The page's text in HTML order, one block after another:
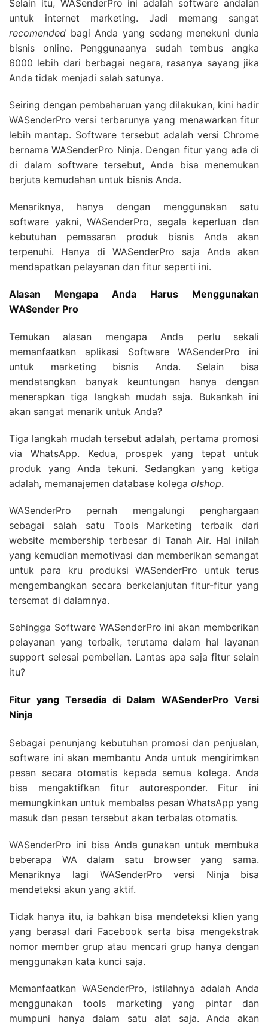
Selain itu, WASenderPro ini adalah software andalan
untuk internet marketing. Jadi memang sangat
recomended bagi Anda yang sedang menekuni dunia
bisnis online. Penggunaanya sudah tembus angka
6000 lebih dari berbagai negara, rasanya sayang jika
Anda tidak menjadi salah satunya.
Seiring dengan pembaharuan yang dilakukan, kini hadir
WASenderPro versi terbarunya yang menawarkan fitur
lebih mantap. Software tersebut adalah versi Chrome
bernama WASenderPro Ninja. Dengan fitur yang ada di
di dalam software tersebut, Anda bisa menemukan
berjuta kemudahan untuk bisnis Anda.
Menariknya, hanya dengan menggunakan satu
software yakni, WASenderPro, segala keperluan dan
kebutuhan pemasaran produk bisnis Anda akan
terpenuhi. Hanya di WASenderPro saja Anda akan
mendapatkan pelayanan dan fitur seperti ini.
Alasan Mengapa Anda Harus Menggunakan
WASender Pro
Temukan alasan mengapa Anda perlu sekali
memanfaatkan aplikasi Software WASenderPro ini
untuk marketing bisnis Anda. Selain bisa
mendatangkan banyak keuntungan hanya dengan
menerapkan tiga langkah mudah saja. Bukankah ini
akan sangat menarik untuk Anda?
Tiga langkah mudah tersebut adalah, pertama promosi
via WhatsApp. Kedua, prospek yang tepat untuk
produk yang Anda tekuni. Sedangkan yang ketiga
adalah, memanajemen database kolega olshop.
WASenderPro pernah mengalungi penghargaan
sebagai salah satu Tools Marketing terbaik dari
website membership terbesar di Tanah Air. Hal inilah
yang kemudian memotivasi dan memberikan semangat
untuk para kru produksi WASenderPro untuk terus
mengembangkan secara berkelanjutan fitur-fitur yang
tersemat di dalamnya.
Sehingga Software WASenderPro ini akan memberikan
pelayanan yang terbaik, terutama dalam hal layanan
support selesai pembelian. Lantas apa saja fitur selain
itu?
Fitur yang Tersedia di Dalam WASenderPro Versi
Ninja
Sebagai penunjang kebutuhan promosi dan penjualan,
software ini akan membantu Anda untuk mengirimkan
pesan secara otomatis kepada semua kolega. Anda
bisa mengaktifkan fitur autoresponder. Fitur ini
memungkinkan untuk membalas pesan WhatsApp yang
masuk dan pesan tersebut akan terbalas otomatis.
WASenderPro ini bisa Anda gunakan untuk membuka
beberapa WA dalam satu browser yang sama.
Menariknya lagi WASenderPro versi Ninja bisa
mendeteksi akun yang aktif.
Tidak hanya itu, ia bahkan bisa mendeteksi klien yang
yang berasal dari Facebook serta bisa mengekstrak
nomor member grup atau mencari grup hanya dengan
menggunakan kata kunci saja.
Memanfaatkan WASenderPro, istilahnya adalah Anda
menggunakan tools marketing yang pintar dan
mumpuni hanya dalam satu alat saja. Anda akan